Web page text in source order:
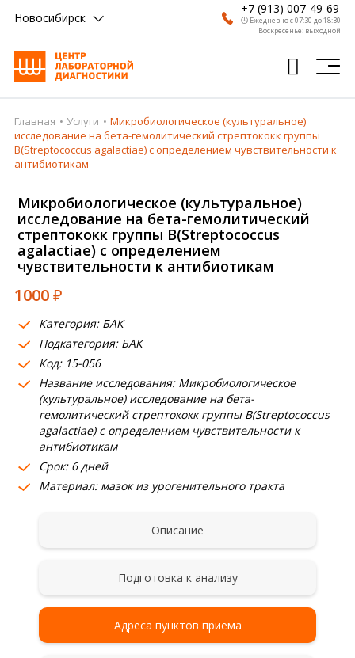
Новосибирск
+7 (913) 007-49-69
🕗 Ежедневно с 07:30 до 18:30
Воскресенье: выходной
Главная
Анализы
Получить результат
Пациентам
О компании
Где сдать
Партнерам
Главная Услуги
Микробиологическое (культуральное)
исследование на бета-гемолитический стрептококк группы
В(Streptococcus agalactiae) с определением чувствительности к
антибиотикам
Микробиологическое (культуральное)
исследование на бета-гемолитический
стрептококк группы В(Streptococcus
agalactiae) с определением
чувствительности к антибиотикам
1000₽
Категория: БАК
Подкатегория: БАК
Код: 15-056
Название исследования: Микробиологическое
(культуральное) исследование на бета-
гемолитический стрептококк группы В(Streptococcus
agalactiae) с определением чувствительности к
антибиотикам
Срок: 6 дней
Материал: мазок из урогенительного тракта
Описание
Подготовка к анализу
Адреса пунктов приема